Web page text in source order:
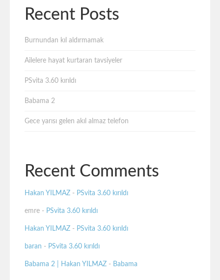
Recent Posts
Burnundan kıl aldırmamak
Ailelere hayat kurtaran tavsiyeler
PSvita 3.60 kırıldı
Babama 2
Gece yarısı gelen akıl almaz telefon
Recent Comments
Hakan YILMAZ - PSvita 3.60 kırıldı
emre - PSvita 3.60 kırıldı
Hakan YILMAZ - PSvita 3.60 kırıldı
baran - PSvita 3.60 kırıldı
Babama 2 | Hakan YILMAZ - Babama